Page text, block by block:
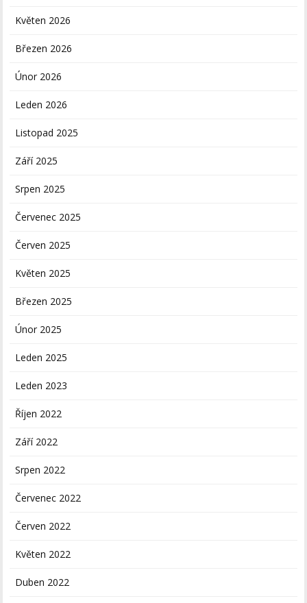
Květen 2026
Březen 2026
Únor 2026
Leden 2026
Listopad 2025
Září 2025
Srpen 2025
Červenec 2025
Červen 2025
Květen 2025
Březen 2025
Únor 2025
Leden 2025
Leden 2023
Říjen 2022
Září 2022
Srpen 2022
Červenec 2022
Červen 2022
Květen 2022
Duben 2022